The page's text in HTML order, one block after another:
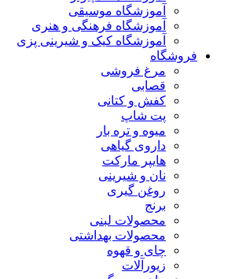
آموزشگاه موسیقی
آموزشگاه فرهنگی و هنری
آموزشگاه کیک و شیرینی پزی
فروشگاه
مرغ فروشی
قصابی
کفش و کتانی
پت شاپ
میوه و تره بار
داروی گیاهی
هایپر مارکت
نان و شیرینی
روغن گیری
برنج
محصولات لبنی
محصولات بهداشتی
چای و قهوه
زیورآلات